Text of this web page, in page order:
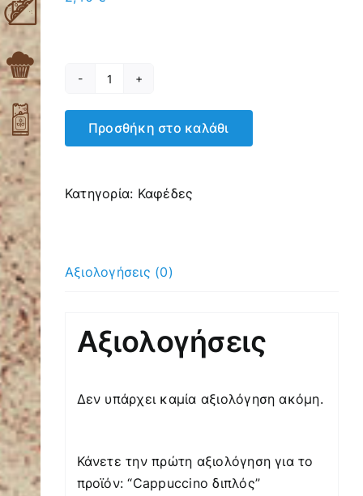
Cappuccino
διπλός
ποσότητα
Προσθήκη στο καλάθι
Κατηγορία: Καφέδες
Αξιολογήσεις (0)
Αξιολογήσεις
Δεν υπάρχει καμία αξιολόγηση ακόμη.
Κάνετε την πρώτη αξιολόγηση για το
προϊόν: “Cappuccino διπλός”